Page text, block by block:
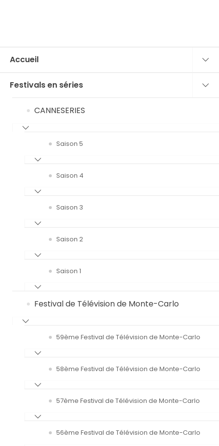
Accueil
Festivals en séries
CANNESERIES
Saison 5
Saison 4
Saison 3
Saison 2
Saison 1
Festival de Télévision de Monte-Carlo
59ème Festival de Télévision de Monte-Carlo
58ème Festival de Télévision de Monte-Carlo
57ème Festival de Télévision de Monte-Carlo
56ème Festival de Télévision de Monte-Carlo